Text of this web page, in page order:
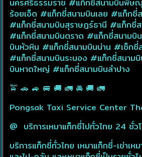
นครศรีธรรมราช #แท็กซี่สนามบินพิษ
ร้อยเอ็ด #แท็กซี่สนามบินเลย #แท็กซี่
#แท็กซี่สนามบินสุราษฎร์ธานี #แท็กซี่
#แท็กซี่สนามบินตราด #แท็กซี่สนามบิ
บินหัวหิน #แท็กซี่สนามบินน่าน #เซ็กซี่
#แท็กซี่สนามบินระนอง #แท็กซี่สนาม
บินหาดใหญ่ #แท็กซี่สนามบินลำปาง
🚖 🚗 🚙 🚐 🚚 🚛 🚘 🚚 🚛
Pongsak Taxi Service Center
@ บริการเหมาแท็กซี่ไปทั่วไทย 24 ชั่ว
บริการแท็กซี่ทั่วไทย เหมาแท็กซี่-เช่าเห